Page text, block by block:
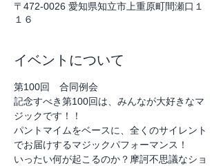
〒472-0026 愛知県知立市上重原町間瀬口１
１６
イベントについて
第100回　合同例会
記念すべき第100回は、みんなが大好きなマ
パントマイムをベースに、全くのサイレント
いったい何が起こるのか？摩訶不思議なショ